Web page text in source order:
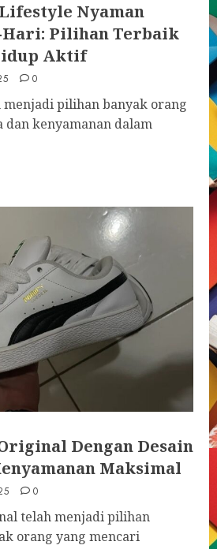
Nyaman
Pilihan Terbaik
Aktif
0
menjadi pilihan banyak orang
dan kenyamanan dalam
Dengan Desain
Maksimal
0
telah menjadi pilihan
orang yang mencari